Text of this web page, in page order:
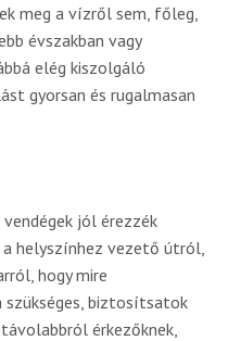
meg a vízről sem, főleg,
évszakban vagy
elég kiszolgáló
gyorsan és rugalmasan
jól érezzék
helyszínhez vezető útról,
hogy mire
szükséges, biztosítsatok
érkezőknek,